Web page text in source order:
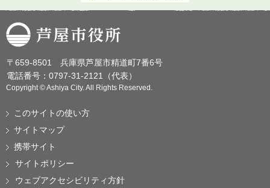
芦屋市役所
〒659-8501 兵庫県芦屋市精道町7番6号
電話番号：0797-31-2121（代表）
Copyright © Ashiya City. All Rights Reserved.
このサイトの使い方
サイトマップ
携帯サイト
サイトポリシー
ウェブアクセシビリティ方針